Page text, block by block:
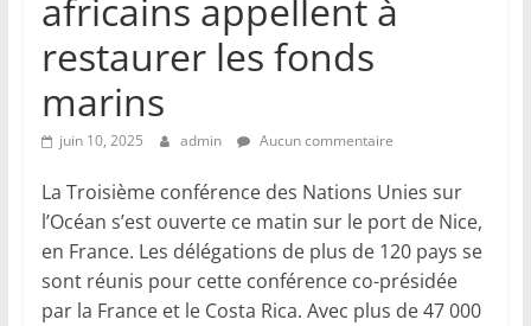
africains appellent à
restaurer les fonds
marins
juin 10, 2025 admin Aucun commentaire
La Troisième conférence des Nations Unies sur
l’Océan s’est ouverte ce matin sur le port de Nice,
en France. Les délégations de plus de 120 pays se
sont réunis pour cette conférence co-présidée
par la France et le Costa Rica. Avec plus de 47 000